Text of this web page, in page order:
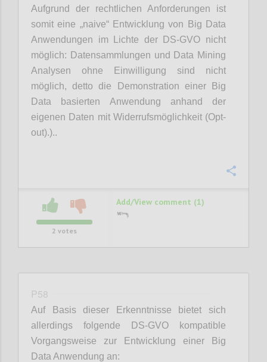
Aufgrund der rechtlichen Anforderungen ist
somit eine „naive“ Entwicklung von Big Data
Anwendungen im Lichte der DS-GVO nicht
möglich: Datensammlungen und Data Mining
Analysen ohne Einwilligung sind nicht
möglich, detto die Demonstration einer Big
Data basierten Anwendung anhand der
eigenen Daten mit Widerrufsmöglichkeit (Opt-
out).)..
2 votes
Add/View comment (1)
P58
Auf Basis dieser Erkenntnisse bietet sich
allerdings folgende DS-GVO kompatible
Vorgangsweise zur Entwicklung einer Big
Data Anwendung an: